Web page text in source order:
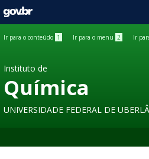
GOVBR
Ir para o conteúdo 1 Ir para o menu 2 Ir
Instituto de
Química
UNIVERSIDADE FEDERAL DE